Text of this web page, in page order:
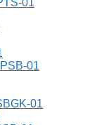
01
01
01